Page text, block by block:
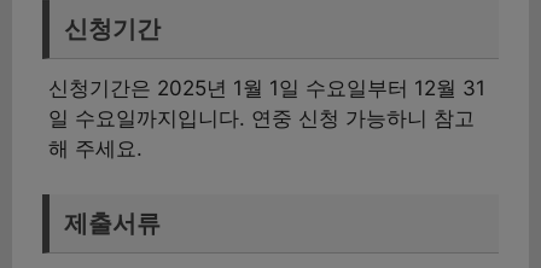
신청기간
신청기간은 2025년 1월 1일 수요일부터 12월 31
일 수요일까지입니다. 연중 신청 가능하니 참고
해 주세요.
제출서류